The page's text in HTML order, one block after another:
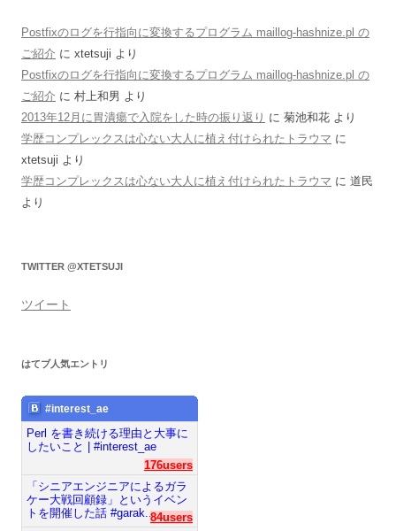
Postfixのログを行指向に変換するプログラム maillog-hashnize.pl の
ご紹介 に xtetsuji より
Postfixのログを行指向に変換するプログラム maillog-hashnize.pl の
ご紹介 に 村上和男 より
2013年12月に胃潰瘍で入院をした時の振り返り に 菊池和花 より
学歴コンプレックスは心ない大人に植え付けられたトラウマ に
xtetsuji より
学歴コンプレックスは心ない大人に植え付けられたトラウマ に 道民
より
TWITTER @XTETSUJI
ツイート
はてブ人気エントリ
#interest_ae
Perl を書き続ける理由と大事に
したいこと | #interest_ae
176users
「シニアエンジニアによるガラ
ケー大戦回顧録」というイベン
トを開催した話 #garak...84users